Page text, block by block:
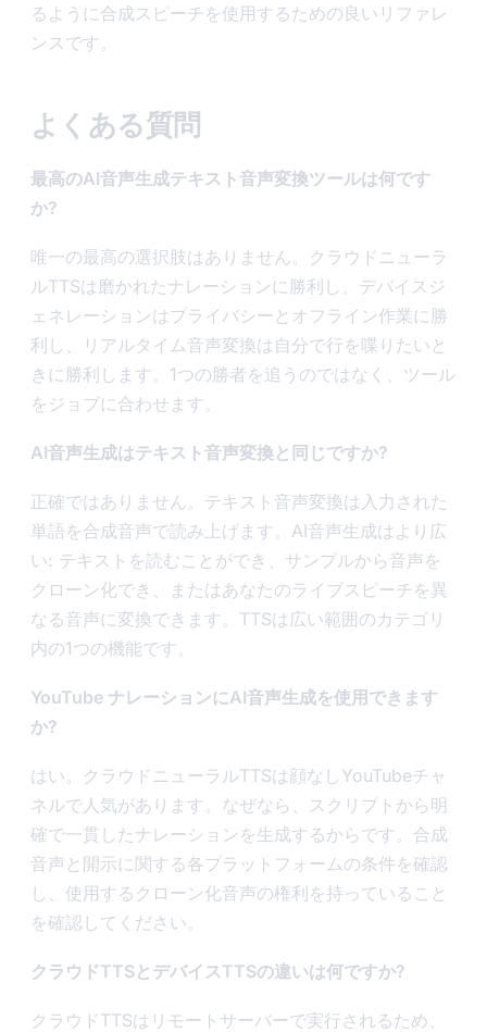
るように合成スピーチを使用するための良いリファレ
ンスです。
よくある質問
最高のAI音声生成テキスト音声変換ツールは何です
か?
唯一の最高の選択肢はありません。クラウドニューラ
ルTTSは磨かれたナレーションに勝利し、デバイスジ
ェネレーションはプライバシーとオフライン作業に勝
利し、リアルタイム音声変換は自分で行を喋りたいと
きに勝利します。1つの勝者を追うのではなく、ツール
をジョブに合わせます。
AI音声生成はテキスト音声変換と同じですか?
正確ではありません。テキスト音声変換は入力された
単語を合成音声で読み上げます。AI音声生成はより広
い: テキストを読むことができ、サンプルから音声を
クローン化でき、またはあなたのライブスピーチを異
なる音声に変換できます。TTSは広い範囲のカテゴリ
内の1つの機能です。
YouTube ナレーションにAI音声生成を使用できます
か?
はい。クラウドニューラルTTSは顔なしYouTubeチャ
ネルで人気があります。なぜなら、スクリプトから明
確で一貫したナレーションを生成するからです。合成
音声と開示に関する各プラットフォームの条件を確認
し、使用するクローン化音声の権利を持っていること
を確認してください。
クラウドTTSとデバイスTTSの違いは何ですか?
クラウドTTSはリモートサーバーで実行されるため、